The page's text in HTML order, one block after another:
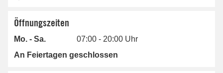
Öffnungszeiten
Mo. - Sa.
07:00 - 20:00 Uhr
An Feiertagen geschlossen